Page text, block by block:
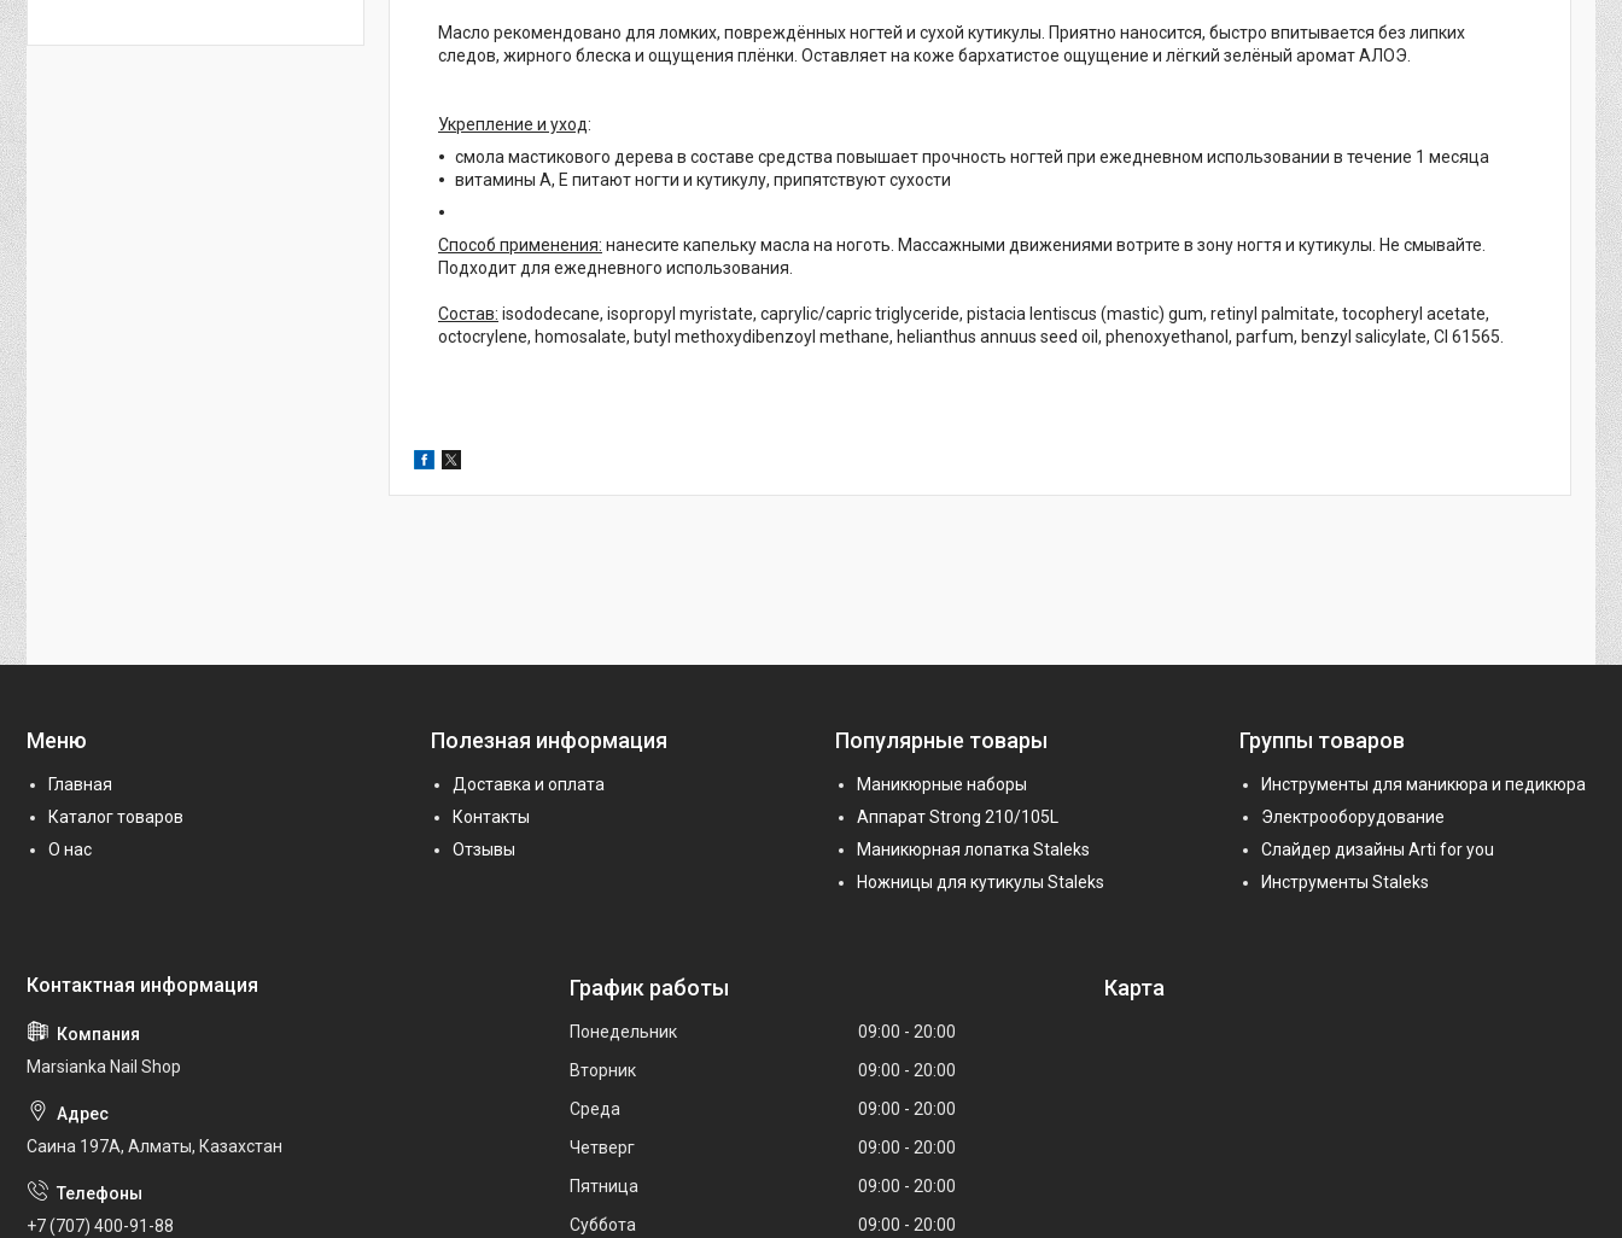
Масло рекомендовано для ломких, повреждённых ногтей и сухой кутикулы. Приятно наносится, быстро впитывается без липких
следов, жирного блеска и ощущения плёнки. Оставляет на коже бархатистое ощущение и лёгкий зелёный аромат АЛОЭ.
Укрепление и уход:
смола мастикового дерева в составе средства повышает прочность ногтей при ежедневном использовании в течение 1 месяца
витамины А, Е питают ногти и кутикулу, припятствуют сухости
Способ применения: нанесите капельку масла на ноготь. Массажными движениями вотрите в зону ногтя и кутикулы. Не смывайте.
Подходит для ежедневного использования.
Состав: isododecane, isopropyl myristate, caprylic/сapric triglyceride, pistacia lentiscus (mastic) gum, retinyl palmitate, tocopheryl acetate,
octocrylene, homosalate, butyl methoxydibenzoyl methane, helianthus annuus seed oil, phenoxyethanol, parfum, benzyl salicylate, СI 61565.
Меню
Главная
Каталог товаров
О нас
Полезная информация
Доставка и оплата
Контакты
Отзывы
Популярные товары
Маникюрные наборы
Аппарат Strong 210/105L
Маникюрная лопатка Staleks
Ножницы для кутикулы Staleks
Группы товаров
Инструменты для маникюра и педикюра
Электрооборудование
Слайдер дизайны Arti for you
Инструменты Staleks
Marsianka Nail Shop
Саина 197А, Алматы, Казахстан
+7 (707) 400-91-88
График работы
Понедельник 09:00
20:00
Вторник
09:00
20:00
Среда
09:00
20:00
Четверг
09:00
20:00
Пятница
09:00
20:00
Суббота
09:00 20:00
Карта